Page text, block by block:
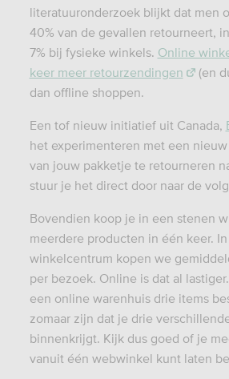
literatuuronderzoek blijkt dat men
40% van de gevallen retourneert,
7% bij fysieke winkels. Online
keer meer retourzendingen
(en
dan offline shoppen.
Een tof nieuw initiatief uit Canada,
het experimenteren met een
van jouw pakketje te retourneren
stuur je het direct door naar de
Bovendien koop je in een stenen
meerdere producten in één keer.
winkelcentrum kopen we
per bezoek. Online is dat al
een online warenhuis drie items
zomaar zijn dat je drie
binnenkrijgt. Kijk dus goed of je
vanuit één webwinkel kunt laten